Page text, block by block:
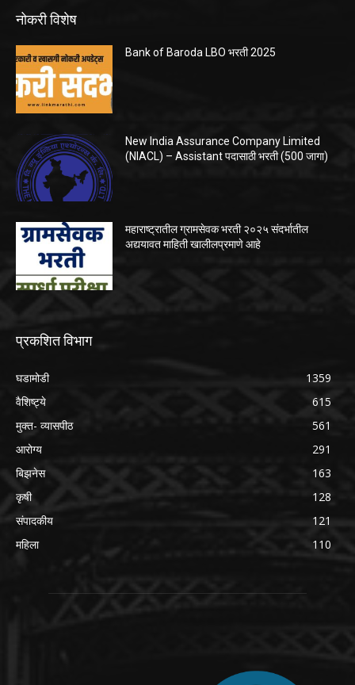
नोकरी विशेष
Bank of Baroda LBO भरती 2025
New India Assurance Company Limited
(NIACL) – Assistant पदासाठी भरती (500 जागा)
महाराष्ट्रातील ग्रामसेवक भरती २०२५ संदर्भातील
अद्ययावत माहिती खालीलप्रमाणे आहे
प्रकशित विभाग
घडामोडी
1359
वैशिष्ट्ये
615
मुक्त- व्यासपीठ
561
आरोग्य
291
बिझनेस
163
कृषी
128
संपादकीय
121
महिला
110